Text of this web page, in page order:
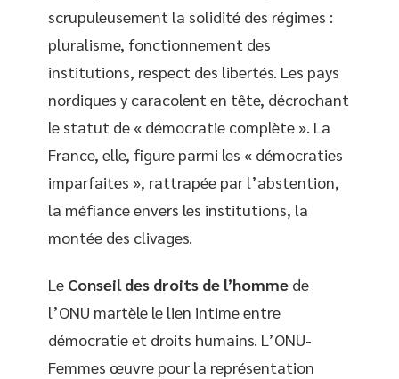
scrupuleusement la solidité des régimes :
pluralisme, fonctionnement des
institutions, respect des libertés. Les pays
nordiques y caracolent en tête, décrochant
le statut de « démocratie complète ». La
France, elle, figure parmi les « démocraties
imparfaites », rattrapée par l’abstention,
la méfiance envers les institutions, la
montée des clivages.
Le Conseil des droits de l’homme de
l’ONU martèle le lien intime entre
démocratie et droits humains. L’ONU-
Femmes œuvre pour la représentation